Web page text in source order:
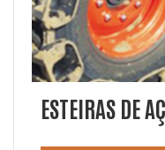
ESTEIRAS DE